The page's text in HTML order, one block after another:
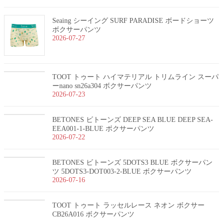
Seaing シーイング SURF PARADISE ボードショーツ
ボクサーパンツ
2026-07-27
TOOT トゥート ハイマテリアル トリムライン スーパ
ーnano sn26a304 ボクサーパンツ
2026-07-23
BETONES ビトーンズ DEEP SEA BLUE DEEP SEA-
EEA001-1-BLUE ボクサーパンツ
2026-07-22
BETONES ビトーンズ 5DOTS3 BLUE ボクサーパン
ツ 5DOTS3-DOT003-2-BLUE ボクサーパンツ
2026-07-16
TOOT トゥート ラッセルレース ネオン ボクサー
CB26A016 ボクサーパンツ